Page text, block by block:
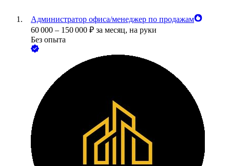
Администратор офиса/менеджер по продажам
60 000 – 150 000 ₽ за месяц, на руки
Без опыта